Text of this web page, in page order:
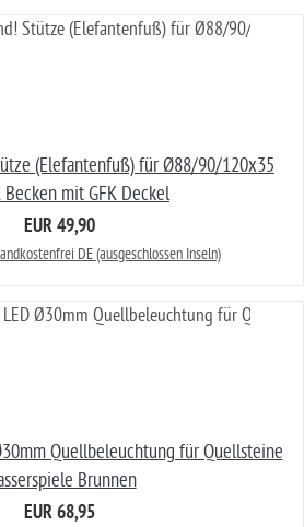
(Elefantenfuß) für Ø88/90/120x35
Becken mit GFK Deckel
EUR 49,90
DE (ausgeschlossen Inseln)
Quellbeleuchtung für Quellsteine
Brunnen
EUR 68,95